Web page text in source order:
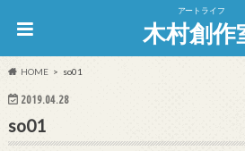
アートライフ
木村創作
HOME so01
2019.04.28
so01